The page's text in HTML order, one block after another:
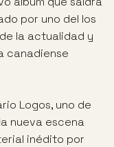
por uno del los
la actualidad y
canadiense
Logos, uno de
nueva escena
inédito por